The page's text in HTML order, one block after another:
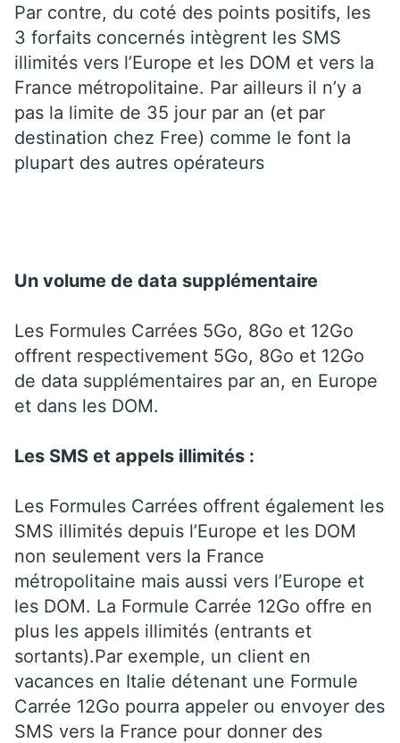
Par contre, du coté des points positifs, les
3 forfaits concernés intègrent les SMS
illimités vers l’Europe et les DOM et vers la
France métropolitaine. Par ailleurs il n’y a
pas la limite de 35 jour par an (et par
destination chez Free) comme le font la
plupart des autres opérateurs
Un volume de data supplémentaire
Les Formules Carrées 5Go, 8Go et 12Go
offrent respectivement 5Go, 8Go et 12Go
de data supplémentaires par an, en Europe
et dans les DOM.
Les SMS et appels illimités :
Les Formules Carrées offrent également les
SMS illimités depuis l’Europe et les DOM
non seulement vers la France
métropolitaine mais aussi vers l’Europe et
les DOM. La Formule Carrée 12Go offre en
plus les appels illimités (entrants et
sortants).Par exemple, un client en
vacances en Italie détenant une Formule
Carrée 12Go pourra appeler ou envoyer des
SMS vers la France pour donner des